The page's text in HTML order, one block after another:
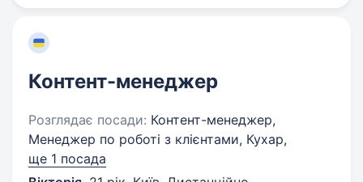
Контент-менеджер
Розглядає посади: Контент-менеджер,
Менеджер по роботі з клієнтами, Кухар,
ще 1 посада